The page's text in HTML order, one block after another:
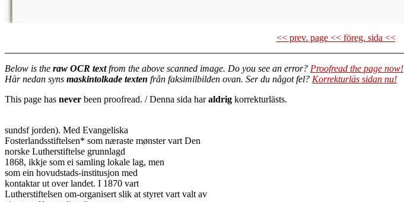
<< prev. page << föreg. sida <<
Below is the raw OCR textfrom the above scanned image. Do you see an error? Proofread the page now!
Här nedan syns maskintolkade texten från faksimilbilden ovan. Ser du något fel? Korrekturläs sidan nu!
This page has never been proofread. / Denna sida haraldrig korrekturlästs.
sundsf jorden). Med Evangeliska
Fosterlandsstiftelsen* som næraste mønster vart Den
norske Lutherstiftelse grunnlagd
1868, ikkje som ei samling lokale lag, men
som ein hovudstads-institusjon med
kontaktar ut over landet. I 1870 vart
Lutherstiftelsen om-organisert slik at styret vart valt av